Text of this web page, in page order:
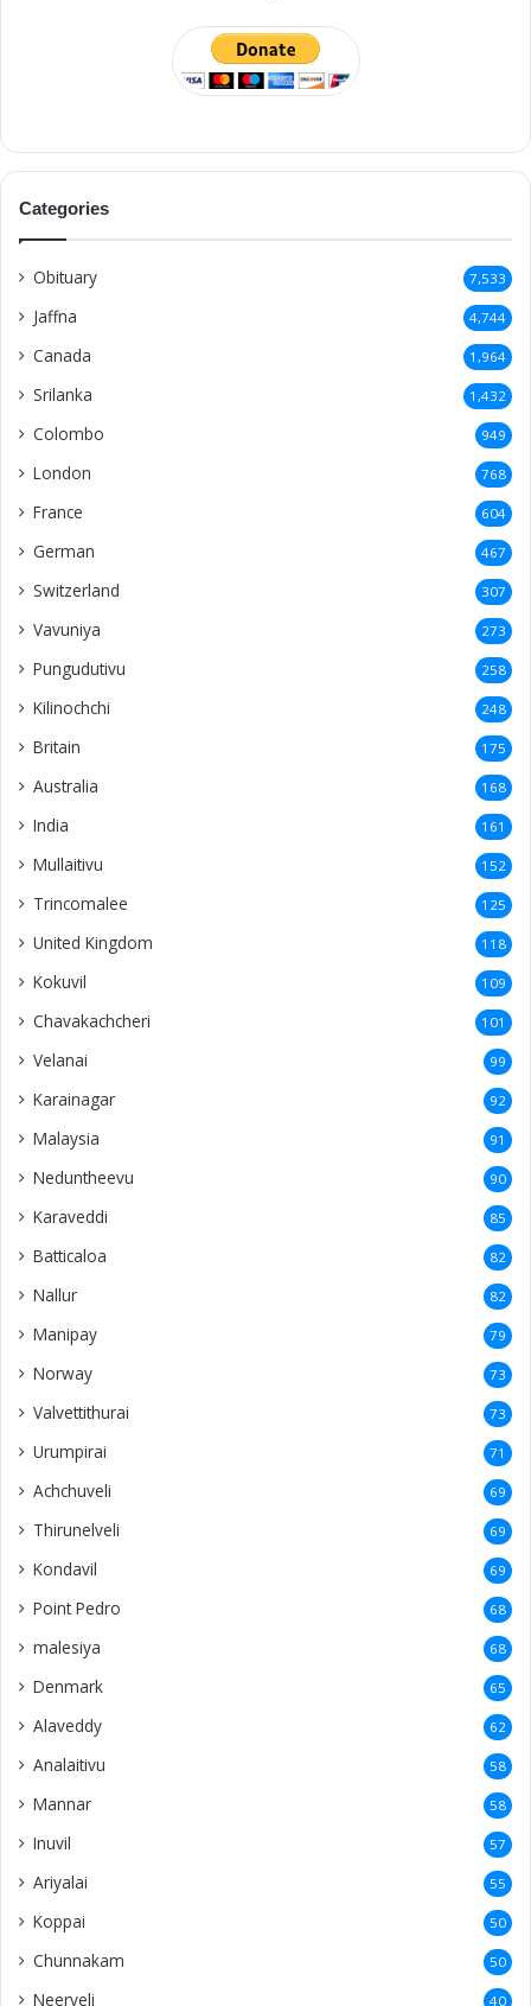
Categories
Obituary 7,533
Jaffna 4,744
Canada 1,964
Srilanka 1,432
Colombo 949
London 768
France 604
German 467
Switzerland 307
Vavuniya 273
Pungudutivu 258
Kilinochchi 248
Britain 175
Australia 168
India 161
Mullaitivu 152
Trincomalee 125
United Kingdom 118
Kokuvil 109
Chavakachcheri 101
Velanai 99
Karainagar 92
Malaysia 91
Neduntheevu 90
Karaveddi 85
Batticaloa 82
Nallur 82
Manipay 79
Norway 73
Valvettithurai 73
Urumpirai 71
Achchuveli 69
Thirunelveli 69
Kondavil 69
Point Pedro 68
malesiya 68
Denmark 65
Alaveddy 62
Analaitivu 58
Mannar 58
Inuvil 57
Ariyalai 55
Koppai 50
Chunnakam 50
Neerveli 40